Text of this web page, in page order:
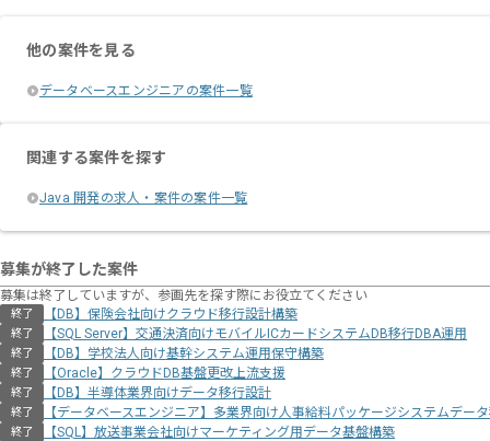
他の案件を見る
データベースエンジニアの案件一覧
関連する案件を探す
Java 開発の求人・案件の案件一覧
募集が終了した案件
募集は終了していますが、参画先を探す際にお役立てください
終了 【DB】保険会社向けクラウド移行設計構築
終了 【SQL Server】交通決済向けモバイルICカードシステムDB移行DBA運用
終了 【DB】学校法人向け基幹システム運用保守構築
終了 【Oracle】クラウドDB基盤更改上流支援
終了 【DB】半導体業界向けデータ移行設計
終了 【データベースエンジニア】多業界向け人事給料パッケージシステムデー
終了 【SQL】放送事業会社向けマーケティング用データ基盤構築